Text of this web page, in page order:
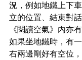
況，例如地鐵上下
立的位置、結束對
《閱讀空氣》內亦
如果坐地鐵時，有
右兩邊剛好有空位